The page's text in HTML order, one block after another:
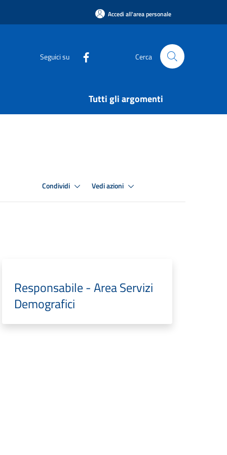
Accedi all'area personale
Seguici su Cerca
Tutti gli argomenti
Condividi Vedi azioni
Responsabile - Area Servizi
Demografici